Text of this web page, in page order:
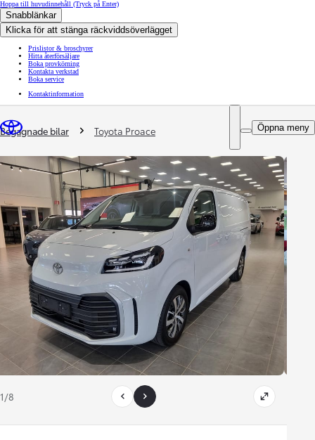
Hoppa till huvudinnehåll (Tryck på Enter)
Snabblänkar
Klicka för att stänga räckviddsöverlägget
Prislistor & broschyrer
Hitta återförsäljare
Boka provkörning
Kontakta verkstad
Boka service
Kontaktinformation
Öppna meny
You are here
Begagnade bilar Toyota Proace
1/8